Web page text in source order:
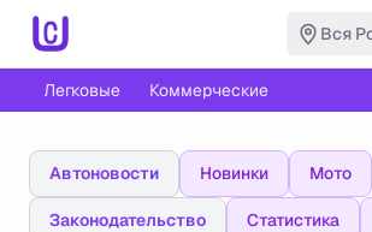
Вся
Легковые Коммерческие
Автоновости Новинки Мото
Законодательство Статистика